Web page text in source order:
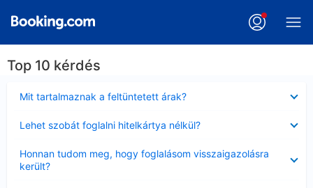
Top 10 kérdés
Mit tartalmaznak a feltüntetett árak?
Lehet szobát foglalni hitelkártya nélkül?
Honnan tudom meg, hogy foglalásom visszaigazolásra
került?